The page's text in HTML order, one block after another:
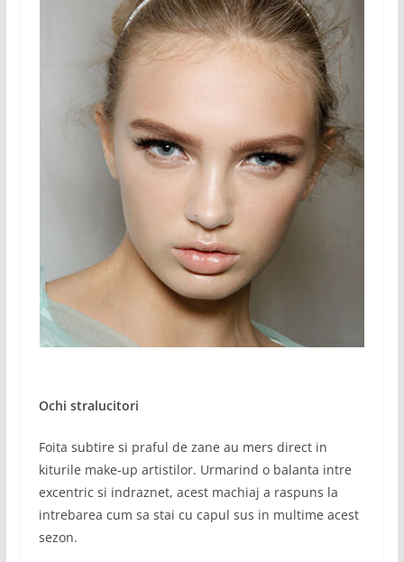
Ochi stralucitori
Foita subtire si praful de zane au mers direct in
kiturile make-up artistilor. Urmarind o balanta intre
excentric si indraznet, acest machiaj a raspuns la
intrebarea cum sa stai cu capul sus in multime acest
sezon.